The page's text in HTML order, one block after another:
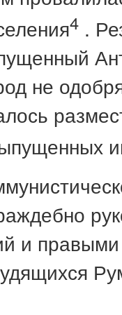
4 .
не
и